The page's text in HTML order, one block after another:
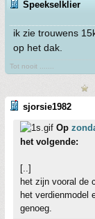
Speekselklier
ik zie trouwens
op het dak.
Tot nooit .......
sjorsie1982
Op
het volgende:
[..]
het zijn vooral de
het verdienmodel
genoeg.